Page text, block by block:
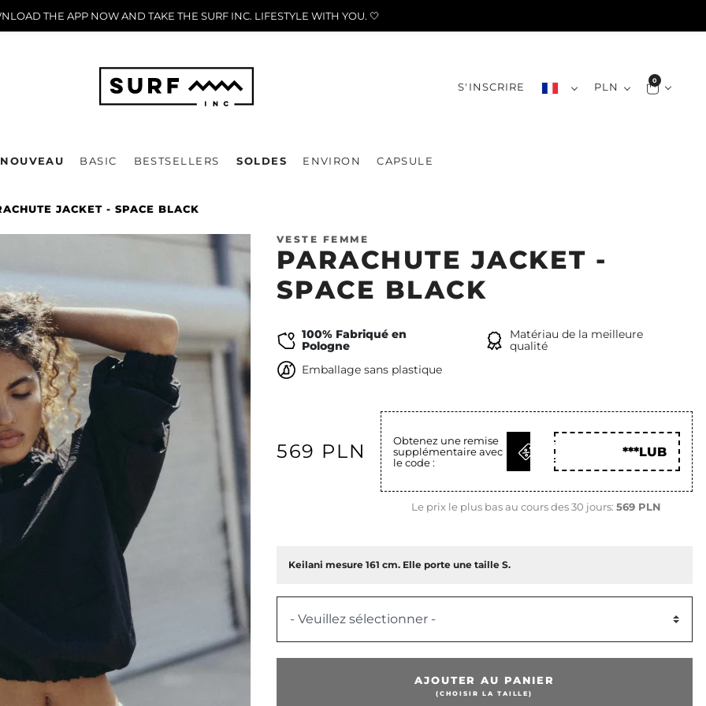
THE APP NOW AND TAKE THE SURF INC. LIFESTYLE WITH YOU. 🤍
S'INSCRIRE PLN 0
NOUVEAU BASIC BESTSELLERS SOLDES ENVIRON CAPSULE
JACKET - SPACE BLACK
VESTE FEMME
PARACHUTE JACKET -
SPACE BLACK
100% Fabriqué en
Pologne
Matériau de la meilleure
qualité
Emballage sans plastique
569 PLN
Obtenez une remise
supplémentaire avec
le code :
OBTENIR
LE CODE
***LUB
Le prix le plus bas au cours des 30 jours:569 PLN
Keilani mesure 161 cm. Elle porte une taille S.
- Veuillez sélectionner -
AJOUTER AU PANIER
(CHOISIR LA TAILLE)